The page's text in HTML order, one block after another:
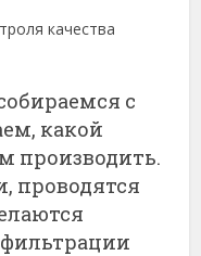
качества
с
какой
производить.
проводятся